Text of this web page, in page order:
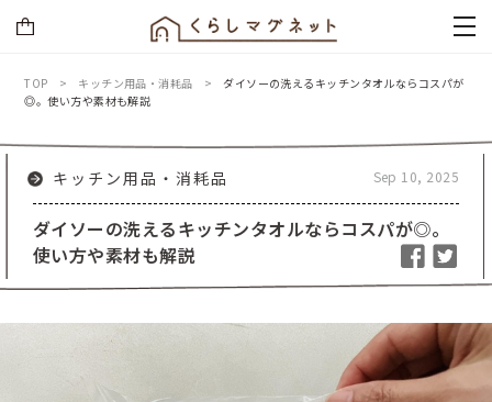
TOP キッチン用品・消耗品
ダイソーの洗えるキッチンタオルならコスパが
◎。使い方や素材も解説
キッチン用品・消耗品 Sep 10, 2025
ダイソーの洗えるキッチンタオルならコスパが◎。
使い方や素材も解説